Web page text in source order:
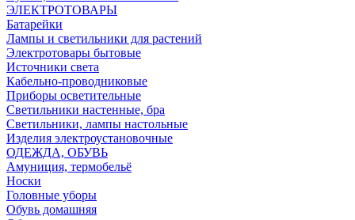
ЭЛЕКТРОТОВАРЫ
Батарейки
Лампы и светильники для растений
Электротовары бытовые
Источники света
Кабельно-проводниковые
Приборы осветительные
Светильники настенные, бра
Светильники, лампы настольные
Изделия электроустановочные
ОДЕЖДА, ОБУВЬ
Амуниция, термобельё
Носки
Головные уборы
Обувь домашняя